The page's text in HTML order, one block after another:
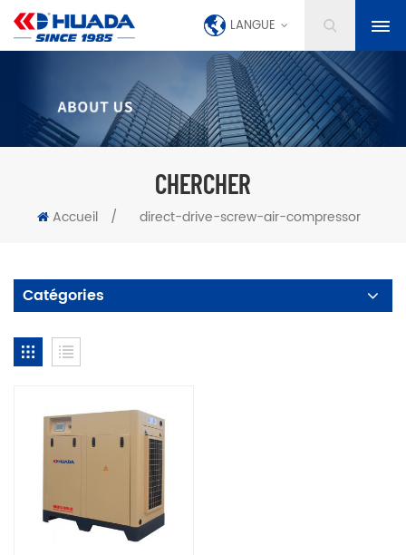
LANGUE
CHERCHER
Accueil / direct-drive-screw-air-compressor
Catégories